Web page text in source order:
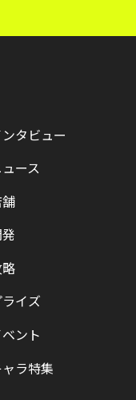
タビュー
ース
ライズ
ント
ラ特集